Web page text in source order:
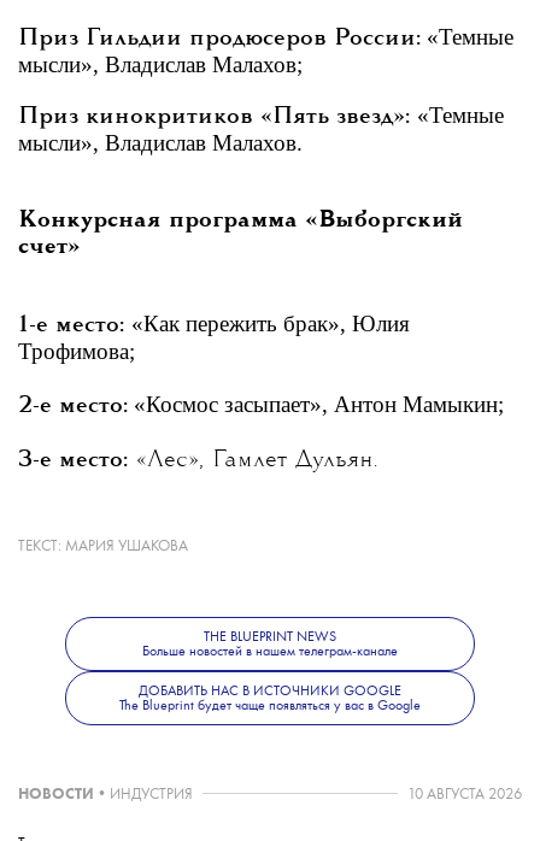
Приз Гильдии продюсеров России: «Темные
мысли», Владислав Малахов;
Приз кинокритиков «Пять звезд»: «Темные
мысли», Владислав Малахов.
Конкурсная программа «Выборгский
счет»
1-е место: «Как пережить брак», Юлия
Трофимова;
2-е место: «Космос засыпает», Антон Мамыкин;
3-е место: «Лес», Гамлет Дульян.
Документальное кино
Гран-при:«Большой друг», Олеся Епишина;
Специальный приз жюри «За смелость
вовремя сказать “Я тебя люблю”»:
«Родня»,
Алексей Семенов;
портреты людей, которых объединяет
ТЕКСТ: МАРИЯ УШАКОВА
THE BLUEPRINT NEWS
Больше новостей в нашем телеграм-канале
ДОБАВИТЬ НАС В ИСТОЧНИКИ GOOGLE
The Blueprint будет чаще появляться у вас в Google
НОВОСТИ • ИНДУСТРИЯ 10 АВГУСТА 2026